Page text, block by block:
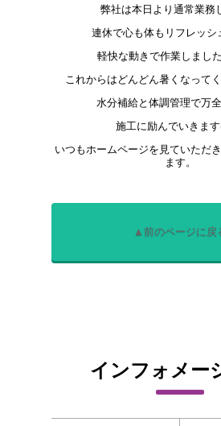
弊社は本日より通常業務
連休で心も体もリフレッシ
軽快な動きで作業しまし
これからはどんどん暑くなって
水分補給と体調管理で万
施工に励んでいきま
いつもホームページを見ていただ
ます。
▲前のページに戻
インフォメー